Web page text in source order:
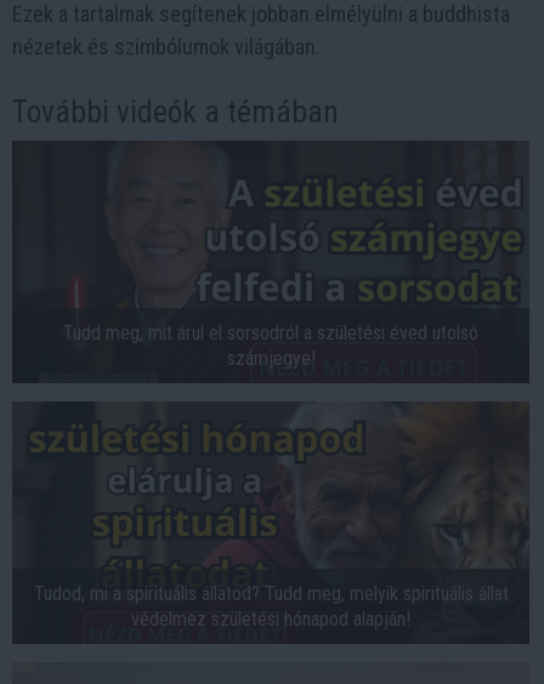
Ezek a tartalmak segítenek jobban elmélyülni a buddhista
nézetek és szimbólumok világában.
További videók a témában
Tudd meg, mit árul el sorsodról a születési éved utolsó
számjegye!
Tudod, mi a spirituális állatod? Tudd meg, melyik spirituális állat
védelmez születési hónapod alapján!